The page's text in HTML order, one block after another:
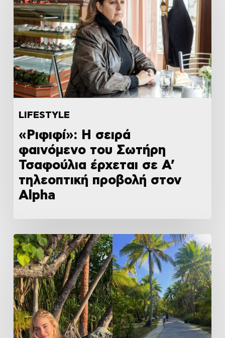
LIFESTYLE
«Ριφιφί»: Η σειρά
φαινόμενο του Σωτήρη
Τσαφούλια έρχεται σε Α’
τηλεοπτική προβολή στον
Alpha